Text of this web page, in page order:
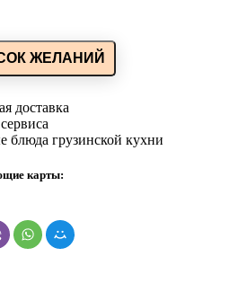
ЖЕЛАНИЙ
доставка
блюда грузинской кухни
карты: